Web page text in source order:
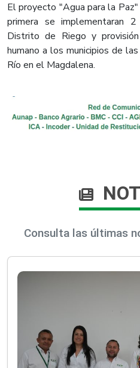
El proyecto "Agua para la
primera se implementaran
Distrito de Riego y
humano a los municipios de
Río en el Magdalena.
Consulta las últimas